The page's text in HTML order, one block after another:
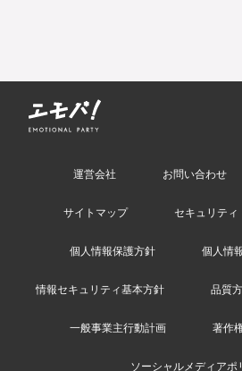
運営会社 お問い合わせ
サイトマップ セキュリティ
個人情報保護方針 個人情
情報セキュリティ基本方針 品質
一般事業主行動計画 著作
ソーシャルメディアポ